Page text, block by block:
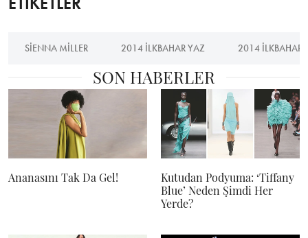
SIENNA MILLER 2014 ILKBAHAR YAZ 2014 ILKBAHAR
SON HABERLER
Ananasını Tak Da Gel!
Kutudan Podyuma: ‘Tiffany
Blue’ Neden Şimdi Her
Yerde?